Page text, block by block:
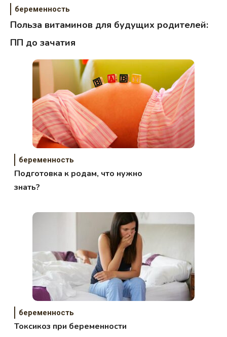
беременность
Польза витаминов для будущих родителей:
ПП до зачатия
беременность
Подготовка к родам, что нужно
знать?
беременность
Токсикоз при беременности